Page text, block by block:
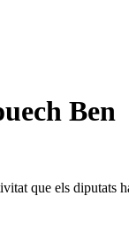
Ben
que els diputats